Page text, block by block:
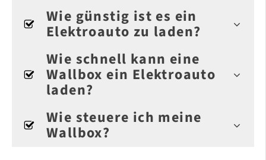
Wie günstig ist es ein
Elektroauto zu laden?
Wie schnell kann eine
Wallbox ein Elektroauto
laden?
Wie steuere ich meine
Wallbox?